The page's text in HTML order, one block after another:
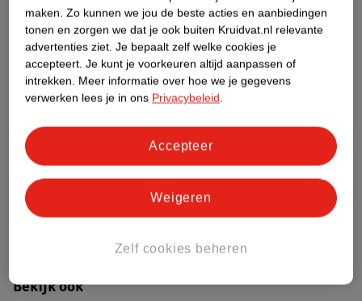
Productinformatie
Etiketinformatie
Nature Impact Score
Dit product heeft (nog) geen Nature
Impact Score.
Bekijk ook
maken. Zo kunnen we jou de beste acties en aanbiedingen
tonen en zorgen we dat je ook buiten Kruidvat.nl relevante
advertenties ziet. Je bepaalt zelf welke cookies je
accepteert. Je kunt je voorkeuren altijd aanpassen of
intrekken. Meer informatie over hoe we je gegevens
verwerken lees je in ons Privacybeleid.
Zelf cookies beheren
Weigeren
Accepteer